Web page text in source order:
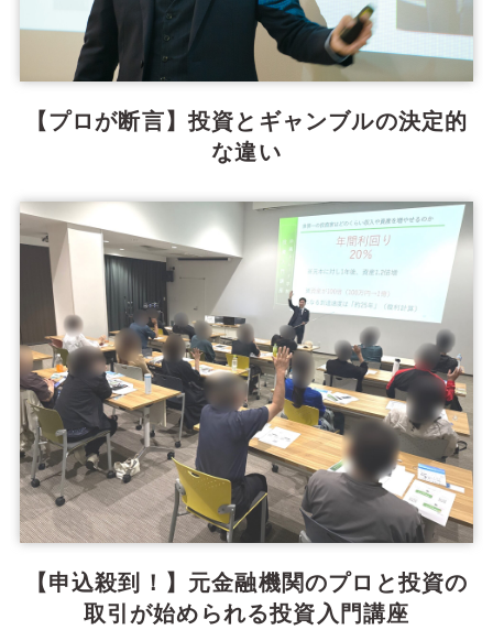
【プロが断言】投資とギャンブルの決定的
な違い
【申込殺到！】元金融機関のプロと投資の
取引が始められる投資入門講座